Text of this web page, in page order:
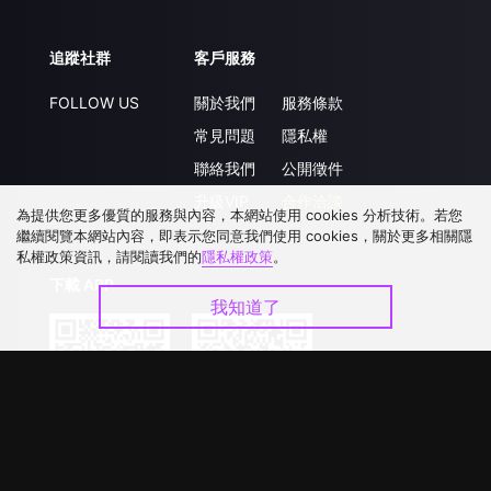
追蹤社群
FOLLOW US
客戶服務
關於我們
常見問題
聯絡我們
服務條款
隱私權
公開徵件
下載 APP
為提供您更多優質的服務與內容，本網站使用 cookies 分析技術。若您
繼續閱覽本網站內容，即表示您同意我們使用 cookies，關於更多相關隱
私權政策資訊，請閱讀我們的隱私權政策。
我知道了